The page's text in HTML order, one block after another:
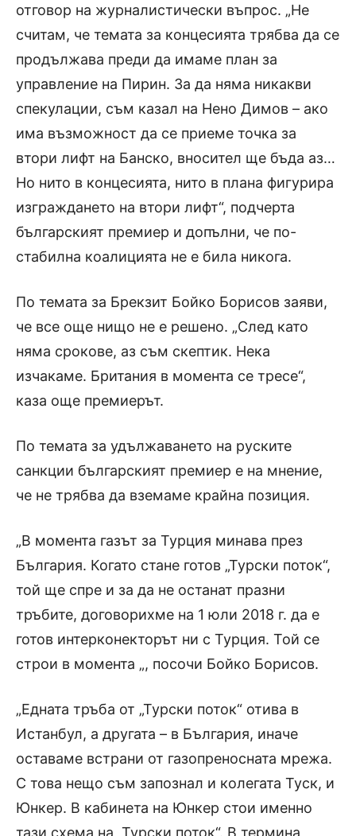
отговор на журналистически въпрос. „Не
считам, че темата за концесията трябва да се
продължава преди да имаме план за
управление на Пирин. За да няма никакви
спекулации, съм казал на Нено Димов – ако
има възможност да се приеме точка за
втори лифт на Банско, вносител ще бъда аз…
Но нито в концесията, нито в плана фигурира
изграждането на втори лифт“, подчерта
българският премиер и допълни, че по-
стабилна коалицията не е била никога.
По темата за Брекзит Бойко Борисов заяви,
че все още нищо не е решено. „След като
няма срокове, аз съм скептик. Нека
изчакаме. Британия в момента се тресе“,
каза още премиерът.
По темата за удължаването на руските
санкции българският премиер е на мнение,
че не трябва да вземаме крайна позиция.
„В момента газът за Турция минава през
България. Когато стане готов „Турски поток“,
той ще спре и за да не останат празни
тръбите, договорихме на 1 юли 2018 г. да е
готов интерконекторът ни с Турция. Той се
строи в момента „, посочи Бойко Борисов.
„Едната тръба от „Турски поток“ отива в
Истанбул, а другата – в България, иначе
оставаме встрани от газопреносната мрежа.
С това нещо съм запознал и колегата Туск, и
Юнкер. В кабинета на Юнкер стои именно
тази схема на „Турски поток“. В термина,